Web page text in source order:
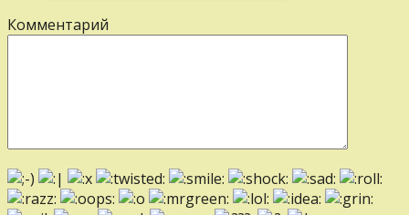
Комментарий